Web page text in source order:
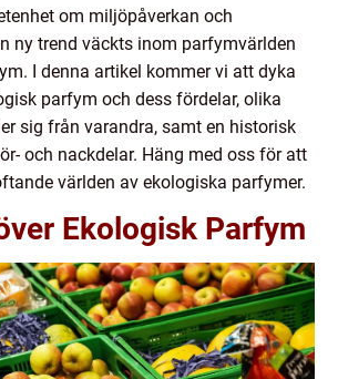
om miljöpåverkan och
ny trend väckts inom parfymvärlden
I denna artikel kommer vi att dyka
parfym och dess fördelar, olika
sig från varandra, samt en historisk
och nackdelar. Häng med oss för att
världen av ekologiska parfymer.
Ekologisk Parfym